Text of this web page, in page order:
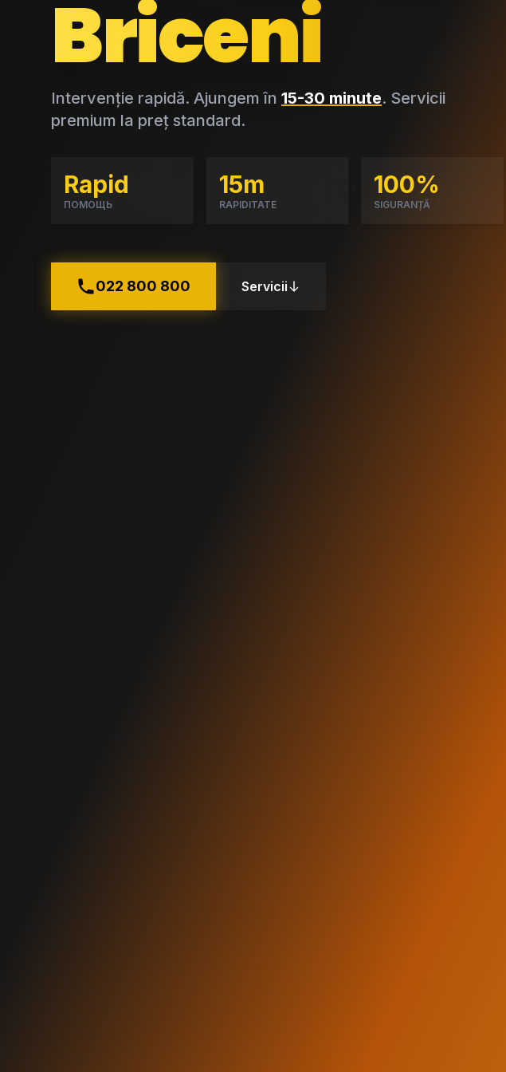
Briceni
Intervenție rapidă. Ajungem în 15-30 minute. Servicii
premium la preț standard.
Rapid
ПОМОЩЬ
15m
RAPIDITATE
100%
SIGURANȚĂ
022 800 800 Servicii